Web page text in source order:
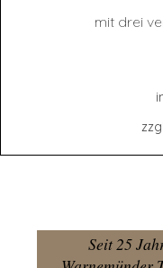
mit drei
Seit 25